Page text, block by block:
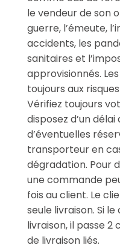
le vendeur de son
guerre, l’émeute,
accidents, les
sanitaires et
approvisionnés.
toujours aux
Vérifiez toujours
disposez d’un
d’éventuelles
transporteur en
dégradation. Pour
une commande
fois au client. Le
seule livraison. Si
livraison, il passe 2
de livraison liés.